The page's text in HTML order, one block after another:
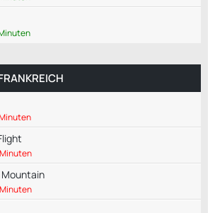
Mountain